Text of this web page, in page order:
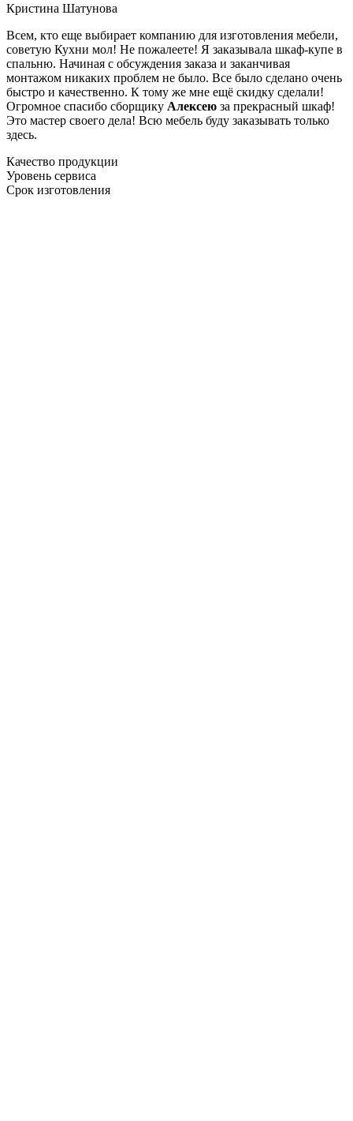
Кристина Шатунова
Всем, кто еще выбирает компанию для изготовления мебели,
советую Кухни мол! Не пожалеете! Я заказывала шкаф-купе в
спальню. Начиная с обсуждения заказа и заканчивая
монтажом никаких проблем не было. Все было сделано очень
быстро и качественно. К тому же мне ещё скидку сделали!
Огромное спасибо сборщику Алексею за прекрасный шкаф!
Это мастер своего дела! Всю мебель буду заказывать только
здесь.
Качество продукции
Уровень сервиса
Срок изготовления